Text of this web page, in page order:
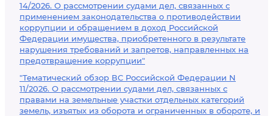
14/2026. О рассмотрении судами дел, связанных с
применением законодательства о противодействии
коррупции и обращением в доход Российской
Федерации имущества, приобретенного в результате
нарушения требований и запретов, направленных на
предотвращение коррупции"
"Тематический обзор ВС Российской Федерации N
11/2026. О рассмотрении судами дел, связанных с
правами на земельные участки отдельных категорий
земель, изъятых из оборота и ограниченных в обороте, и